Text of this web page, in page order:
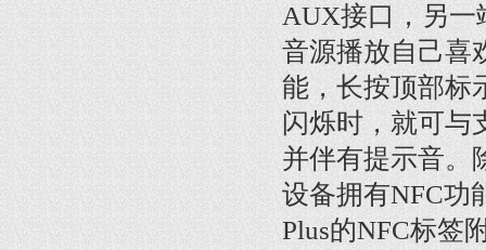
AUX接口，另一
音源播放自己喜
能，长按顶部标
闪烁时，就可与
并伴有提示音。
设备拥有NFC功
Plus的NFC标签